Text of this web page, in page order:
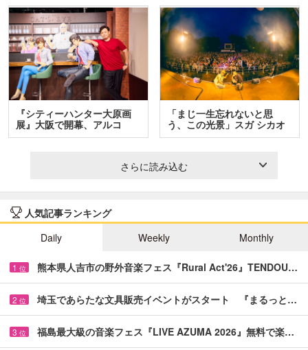
『シティーハンター大原画
展』大阪で開幕、アルコ
＆…
「まじ一生忘れないと思
う、この光景」スガ シカオ
と…
さらに読み込む
人気記事ランキング
Daily
Weekly Monthly
1 位 熊本県人吉市の野外音楽フェス『Rural Act'26』TENDOU…
2 位 埼玉であらたな文具販売イベントがスタート 『まるっと…
3 位 福島最大級の音楽フェス『LIVE AZUMA 2026』無料で楽…